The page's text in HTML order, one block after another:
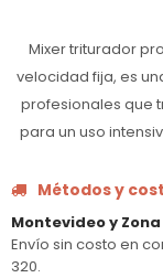
Mixer triturador
velocidad fija, es
profesionales que
para un uso
Métodos y
Montevideo y
Envío sin costo en
320.